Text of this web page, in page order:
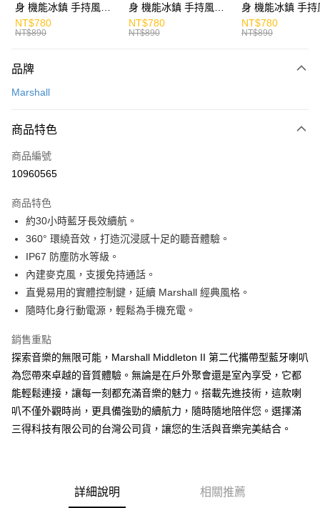
運送方式
每筆NT$130，滿NT$399(含以上)免運費
身 機能冰鎮 手持風扇
掛繩
NT$780
NT$890
身 機能冰鎮 手持風扇
掛繩
NT$780
NT$890
身 機能冰鎮 手持
掛繩
NT$780
NT$890
品牌
Marshall
商品特色
商品編號
10960565
商品特色
約30小時藍牙長效續航。
360° 環繞音效，打造沉浸感十足的聽音體驗。
IP67 防塵防水等級。
內建麥克風，支援免持通話。
直覺易用的實體控制鍵，延續 Marshall 經典風格。
隨時化身行動電源，輕鬆為手機充電。
銷售重點
探索音樂的無限可能，Marshall Middleton II 第二代攜帶型藍牙喇叭
為您帶來卓越的音質體驗。無論是在戶外聚會還是室內享受，它都
能輕鬆連接，讓每一刻都充滿音樂的魅力。搭載先進技術，這款喇
叭不僅外觀時尚，更具備強勁的續航力，隨時隨地陪伴您。選擇滿
三得科技有限公司的台灣公司貨，讓您的生活與音樂完美結合。
詳細說明 相關推薦